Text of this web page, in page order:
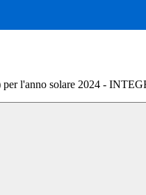
l'anno solare 2024 -